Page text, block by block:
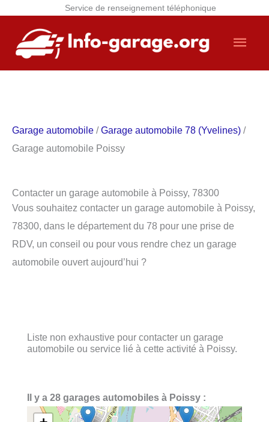
Service de renseignement téléphonique
contenu
Garage automobile /Garage automobile 78 (Yvelines) /
Garage automobile Poissy
Contacter un garage automobile à Poissy, 78300
Vous souhaitez contacter un garage automobile à Poissy,
78300, dans le département du 78 pour une prise de
RDV, un conseil ou pour vous rendre chez un garage
automobile ouvert aujourd’hui ?
Liste non exhaustive pour contacter un garage
automobile ou service lié à cette activité à Poissy.
Il y a 28 garages automobiles à Poissy :